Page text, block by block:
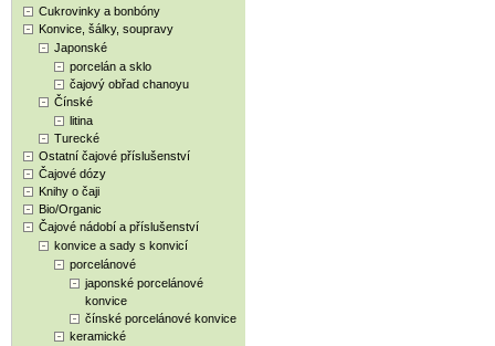
Cukrovinky a bonbóny
Konvice, šálky, soupravy
Japonské
porcelán a sklo
čajový obřad chanoyu
Čínské
litina
Turecké
Ostatní čajové příslušenství
Čajové dózy
Knihy o čaji
Bio/Organic
Čajové nádobí a příslušenství
konvice a sady s konvicí
porcelánové
japonské porcelánové
konvice
čínské porcelánové konvice
keramické